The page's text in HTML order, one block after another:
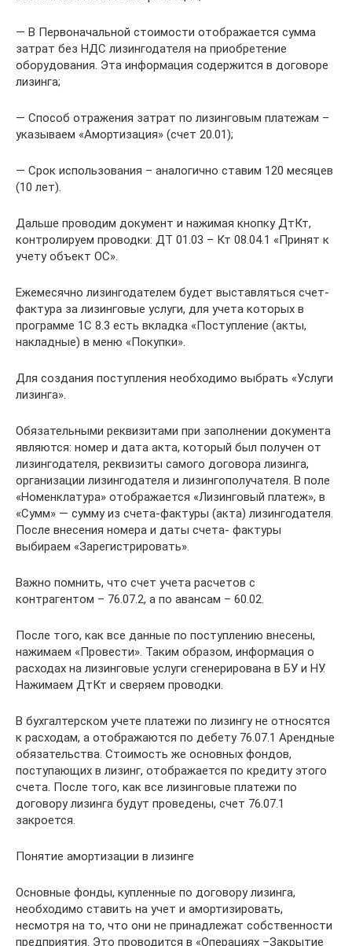
— В Первоначальной стоимости отображается сумма
затрат без НДС лизингодателя на приобретение
оборудования. Эта информация содержится в договоре
лизинга;
— Способ отражения затрат по лизинговым платежам –
указываем «Амортизация» (счет 20.01);
— Срок использования – аналогично ставим 120 месяцев
(10 лет).
Дальше проводим документ и нажимая кнопку ДтКт,
контролируем проводки: ДТ 01.03 – Кт 08.04.1 «Принят к
учету объект ОС».
Ежемесячно лизингодателем будет выставляться счет-
фактура за лизинговые услуги, для учета которых в
программе 1С 8.3 есть вкладка «Поступление (акты,
накладные) в меню «Покупки».
Для создания поступления необходимо выбрать «Услуги
лизинга».
Обязательными реквизитами при заполнении документа
являются: номер и дата акта, который был получен от
лизингодателя, реквизиты самого договора лизинга,
организации лизингодателя и лизингополучателя. В поле
«Номенклатура» отображается «Лизинговый платеж», в
«Сумм» — сумму из счета-фактуры (акта) лизингодателя.
После внесения номера и даты счета- фактуры
выбираем «Зарегистрировать».
Важно помнить, что счет учета расчетов с
контрагентом – 76.07.2, а по авансам – 60.02.
После того, как все данные по поступлению внесены,
нажимаем «Провести». Таким образом, информация о
расходах на лизинговые услуги сгенерирована в БУ и НУ.
Нажимаем ДтКт и сверяем проводки.
В бухгалтерском учете платежи по лизингу не относятся
к расходам, а отображаются по дебету 76.07.1 Арендные
обязательства. Стоимость же основных фондов,
поступающих в лизинг, отображается по кредиту этого
счета. После того, как все лизинговые платежи по
договору лизинга будут проведены, счет 76.07.1
закроется.
Понятие амортизации в лизинге
Основные фонды, купленные по договору лизинга,
необходимо ставить на учет и амортизировать,
несмотря на то, что они не принадлежат собственности
предприятия. Это проводится в «Операциях –Закрытие